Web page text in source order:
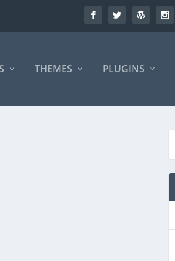
THEMES PLUGINS